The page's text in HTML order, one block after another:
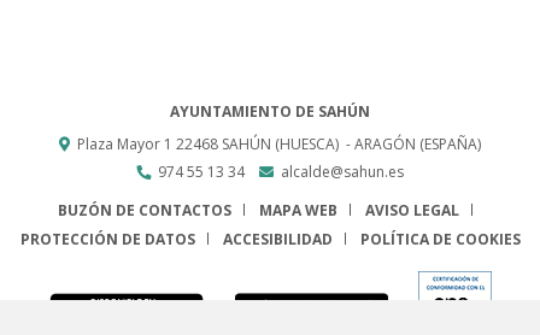
AYUNTAMIENTO DE SAHÚN
Plaza Mayor 1 22468 SAHÚN (HUESCA) - ARAGÓN (ESPAÑA)
974 55 13 34
alcalde@sahun.es
BUZÓN DE CONTACTOS
MAPA WEB
AVISO LEGAL
PROTECCIÓN DE DATOS
ACCESIBILIDAD POLÍTICA DE COOKIES